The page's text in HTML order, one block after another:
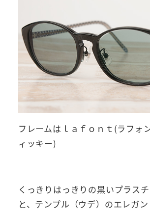
フレームはｌａｆｏｎｔ(ラフォ
ィッキー)
くっきりはっきりの黒いプラス
と、テンプル（ウデ）のエレガ